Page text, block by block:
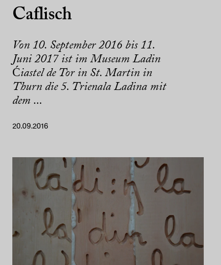
Caflisch
Von 10. September 2016 bis 11.
Juni 2017 ist im Museum Ladin
Ćiastel de Tor in St. Martin in
Thurn die 5. Trienala Ladina mit
dem ...
20.09.2016